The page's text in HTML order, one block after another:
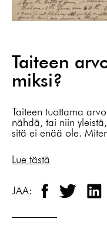
Taiteen
miksi?
Taiteen tuottama
nähdä, tai niin
sitä ei enää ole.
Lue tästä
JAA: